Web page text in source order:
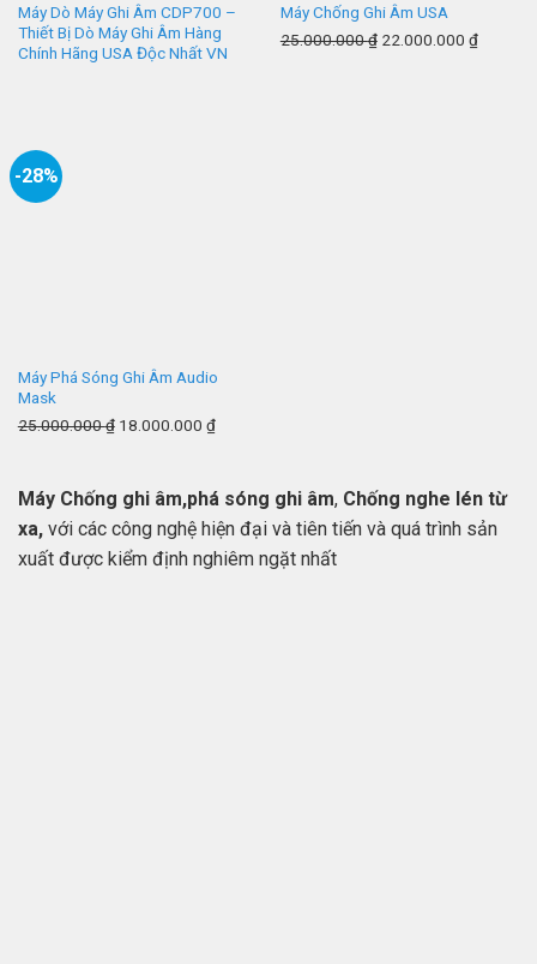
Máy Dò Máy Ghi Âm CDP700 –
Thiết Bị Dò Máy Ghi Âm Hàng
Chính Hãng USA Độc Nhất VN
Máy Chống Ghi Âm USA
25.000.000₫ 22.000.000 ₫
-28%
Máy Phá Sóng Ghi Âm Audio
Mask
25.000.000₫ 18.000.000 ₫
Máy Chống ghi âm,phá sóng ghi âm, Chống nghe lén từ
xa, với các công nghệ hiện đại và tiên tiến và quá trình sản
xuất được kiểm định nghiêm ngặt nhất